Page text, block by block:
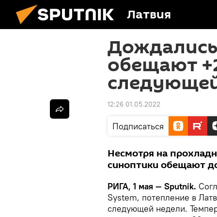
Латвия
обещают
12:26 01.05.2022
Подписаться
Несмотря на
синоптики обещают
РИГА, 1 мая — Sputnik.
System, потепление в
следующей недели.